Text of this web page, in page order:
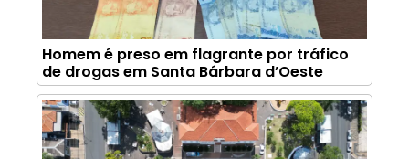
Homem é preso em flagrante por tráfico
de drogas em Santa Bárbara d’Oeste